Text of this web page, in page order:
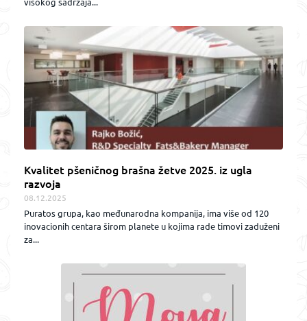
visokog sadržaja...
Kvalitet pšeničnog brašna žetve 2025. iz ugla
razvoja
08.12.2025
Puratos grupa, kao međunarodna kompanija, ima više od 120
inovacionih centara širom planete u kojima rade timovi zaduženi
za...